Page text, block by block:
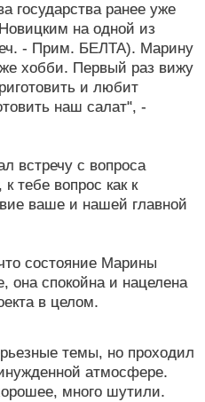
государства ранее уже
на одной из
- Прим. БЕЛТА). Марину
хобби. Первый раз вижу
и любит
наш салат", -
встречу с вопроса
тебе вопрос как к
ваше и нашей главной
состояние Марины
она спокойна и нацелена
в целом.
темы, но проходил
атмосфере.
много шутили.